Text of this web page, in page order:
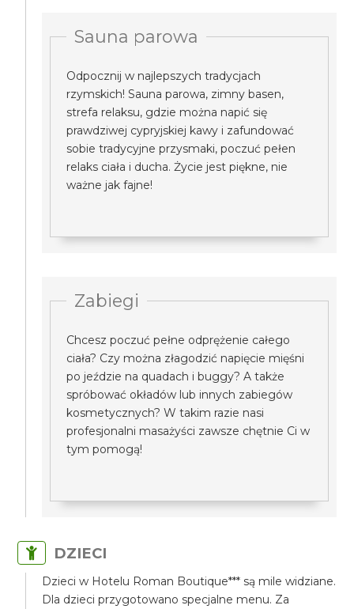
Sauna parowa
Odpocznij w najlepszych tradycjach
rzymskich! Sauna parowa, zimny basen,
strefa relaksu, gdzie można napić się
prawdziwej cypryjskiej kawy i zafundować
sobie tradycyjne przysmaki, poczuć pełen
relaks ciała i ducha. Życie jest piękne, nie
ważne jak fajne!
Zabiegi
Chcesz poczuć pełne odprężenie całego
ciała? Czy można złagodzić napięcie mięśni
po jeździe na quadach i buggy? A także
spróbować okładów lub innych zabiegów
kosmetycznych? W takim razie nasi
profesjonalni masażyści zawsze chętnie Ci w
tym pomogą!
DZIECI
Dzieci w Hotelu Roman Boutique*** są mile widziane.
Dla dzieci przygotowano specjalne menu. Za